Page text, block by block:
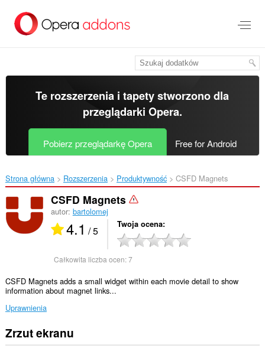
treści
Te rozszerzenia i tapety stworzono dla
przeglądarki Opera.
Pobierz przeglądarkę Opera Free for Android
Strona główna Rozszerzenia Produktywność CSFD Magnets‎
CSFD Magnets
autor: bartolomej
4.1 / 5 Twoja ocena
Całkowita liczba ocen:7
CSFD Magnets adds a small widget within each movie detail to show
information about magnet links...
Uprawnienia
To
rozszerzenie
Zrzut ekranu